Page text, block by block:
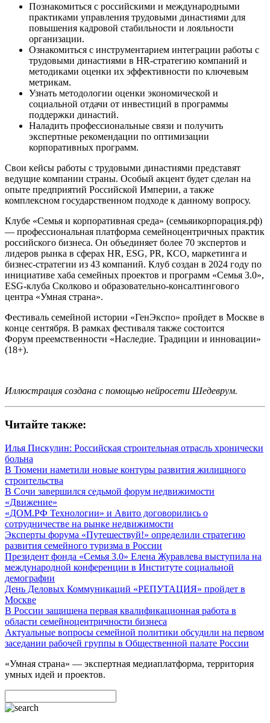
Познакомиться с российскими и международными
практиками управления трудовыми династиями для
повышения кадровой стабильности и лояльности
организации.
Ознакомиться с инструментарием интеграции работы с
трудовыми династиями в HR-стратегию компаний и
методиками оценки их эффективности по ключевым
метрикам.
Узнать методологии оценки экономической и
социальной отдачи от инвестиций в программы
поддержки династий.
Наладить профессиональные связи и получить
экспертные рекомендации по оптимизации
корпоративных программ.
Свои кейсы работы с трудовыми династиями представят
ведущие компании страны. Особый акцент будет сделан на
опыте предприятий Российской Империи, а также
комплексном государственном подходе к данному вопросу.
Клубе «Семья и корпоративная среда» (семьяикорпорация.рф)
— профессиональная платформа семейноцентричных практик
российского бизнеса. Он объединяет более 70 экспертов и
лидеров рынка в сферах HR, ESG, PR, КСО, маркетинга и
бизнес-стратегии из 43 компаний. Клуб создан в 2024 году по
инициативе хаба семейных проектов и программ «Семья 3.0»,
ESG-клуба Сколково и образовательно-консалтингового
центра «Умная страна».
Фестиваль семейной истории «ГенЭкспо» пройдет в Москве в
конце сентября. В рамках фестиваля также состоится
Форум преемственности «Наследие. Традиции и инновации»
(18+).
Иллюстрация создана с помощью нейросети Шедеврум.
Читайте также:
Илья Пискулин: Российская строительная отрасль хронически
больна
В Тюмени наметили новые контуры развития жилищного
строительства
В Сочи завершился седьмой форум недвижимости
«Движение»
«ДОМ.РФ Технологии» и Авито договорились о
сотрудничестве на рынке недвижимости
Эксперты форума «Путешествуй!» определили стратегию
развития семейного туризма в России
Президент фонда «Семья 3.0» Елена Журавлева выступила на
международной конференции в Институте социальной
демографии
День Деловых Коммуникаций «РЕПУТАЦИЯ» пройдет в
Москве
В России защищена первая квалификационная работа в
области семейноцентричности бизнеса
Актуальные вопросы семейной политики обсудили на первом
заседании рабочей группы в Общественной палате России
«Умная страна» — экспертная медиаплатформа, территория
умных идей и проектов.